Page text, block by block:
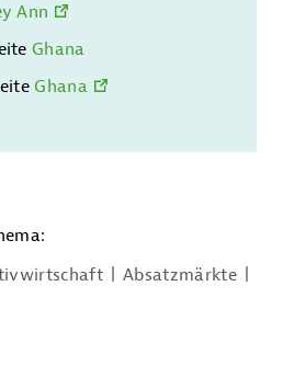
Ann
Ghana
Ghana
Absatzmärkte